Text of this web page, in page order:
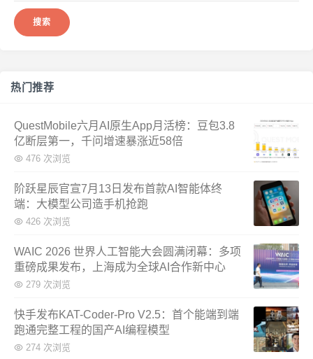
热门推荐
QuestMobile六月AI原生App月活榜：豆包3.8
亿断层第一，千问增速暴涨近58倍
476 次浏览
阶跃星辰官宣7月13日发布首款AI智能体终
端：大模型公司造手机抢跑
426 次浏览
WAIC 2026 世界人工智能大会圆满闭幕：多项
重磅成果发布，上海成为全球AI合作新中心
279 次浏览
快手发布KAT-Coder-Pro V2.5：首个能端到端
跑通完整工程的国产AI编程模型
274 次浏览